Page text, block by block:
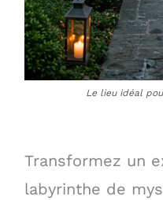
Le lieu idéal
Transformez un
labyrinthe de